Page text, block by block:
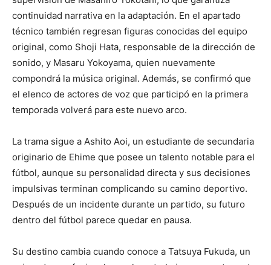
continuidad narrativa en la adaptación. En el apartado
técnico también regresan figuras conocidas del equipo
original, como Shoji Hata, responsable de la dirección de
sonido, y Masaru Yokoyama, quien nuevamente
compondrá la música original. Además, se confirmó que
el elenco de actores de voz que participó en la primera
temporada volverá para este nuevo arco.
La trama sigue a Ashito Aoi, un estudiante de secundaria
originario de Ehime que posee un talento notable para el
fútbol, aunque su personalidad directa y sus decisiones
impulsivas terminan complicando su camino deportivo.
Después de un incidente durante un partido, su futuro
dentro del fútbol parece quedar en pausa.
Su destino cambia cuando conoce a Tatsuya Fukuda, un